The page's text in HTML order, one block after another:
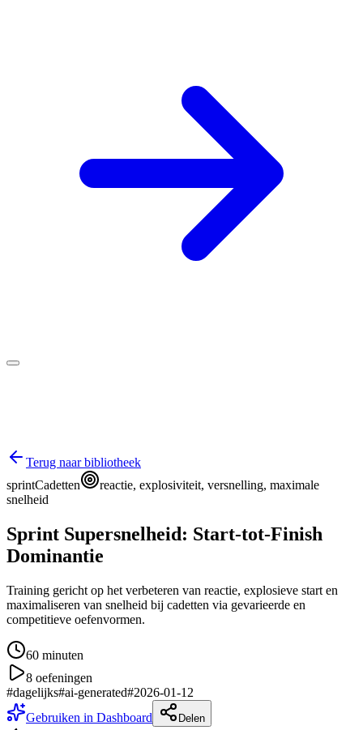
Terug naar bibliotheek
sprintCadetten
reactie, explosiviteit, versnelling, maximale
snelheid
Sprint Supersnelheid: Start-tot-Finish
Dominantie
Training gericht op het verbeteren van reactie, explosieve start en
maximaliseren van snelheid bij cadetten via gevarieerde en
competitieve oefenvormen.
60 minuten
8 oefeningen
#dagelijks#ai-generated#2026-01-12
Gebruiken in Dashboard
Delen